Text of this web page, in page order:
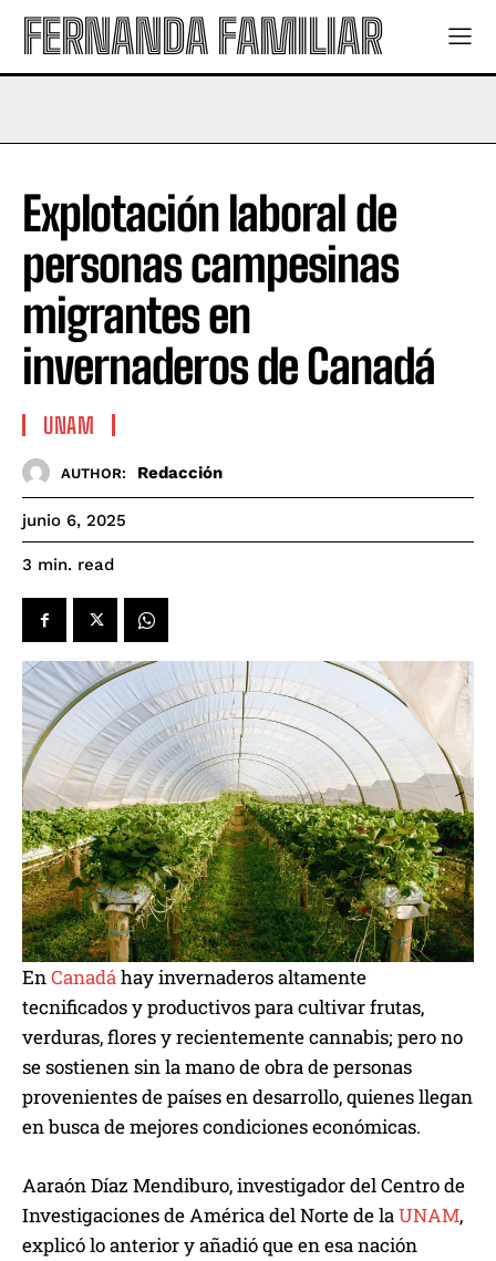
FERNANDA FAMILIAR
Explotación laboral de
personas campesinas
migrantes en
invernaderos de Canadá
UNAM
AUTHOR: Redacción
junio 6, 2025
3 min. read
EnCanadáhay invernaderos altamente
tecnificados y productivos para cultivar frutas,
verduras, flores y recientemente cannabis; pero no
se sostienen sin la mano de obra de personas
provenientes de países en desarrollo, quienes llegan
en busca de mejores condiciones económicas.
Aaraón Díaz Mendiburo, investigador del Centro de
Investigaciones de América del Norte de laUNAM,
explicó lo anterior y añadió que en esa nación